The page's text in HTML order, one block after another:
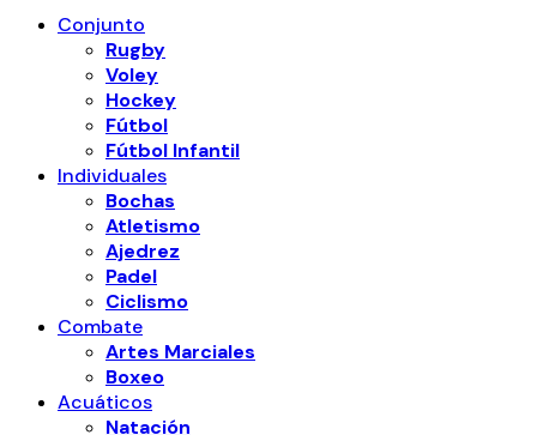
Conjunto
Rugby
Voley
Hockey
Fútbol
Fútbol Infantil
Individuales
Bochas
Atletismo
Ajedrez
Padel
Ciclismo
Combate
Artes Marciales
Boxeo
Acuáticos
Natación